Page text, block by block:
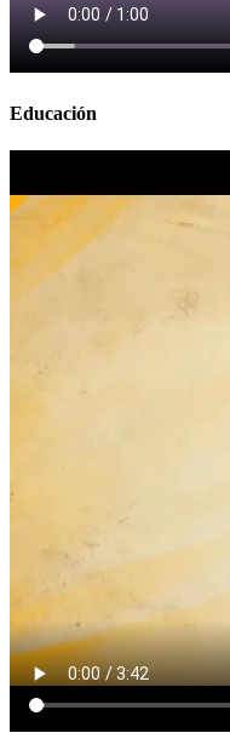
Educación